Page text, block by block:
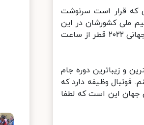
۱۲ فروردین ۱۴۰۱ فرا رسید. روزی که قرار است سرنوشت
ملی کشورشان در این
دوره با چه تیم‌هایی هم‌گروه می‌شود. مراسم قرعه‌کشی مرحله گروهی جام جهانی ۲۰۲۲ قطر از ساعت
و زیباترین دوره جام
وظیفه دارد که
این است که لطفا